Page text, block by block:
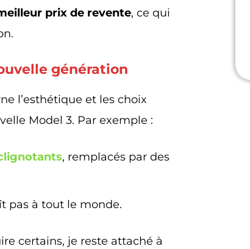
prix de revente, ce qui
génération
l’esthétique et les choix
Model 3. Par exemple :
, remplacés par des
pas à tout le monde.
certains, je reste attaché à